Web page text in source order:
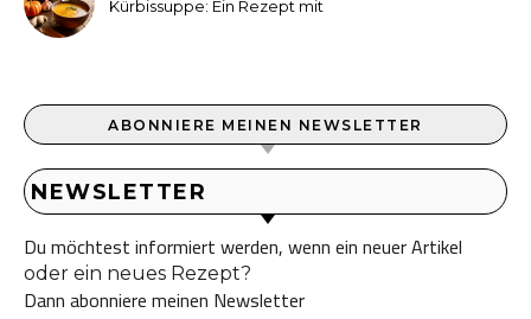
Kürbissuppe: Ein Rezept mit
ABONNIERE MEINEN NEWSLETTER
NEWSLETTER
Du möchtest informiert werden, wenn ein neuer Artikel
oder ein neues Rezept?
Dann abonniere meinen Newsletter